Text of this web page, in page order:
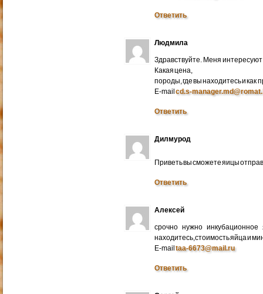
Ответить
Людмила
Здравствуйте. Меня
Какая цена,
породы, где вы находитесь и как
E-mailcd.s-
Ответить
Дилмурод
Приветь вы сможете яицы
Ответить
Алексей
срочно нужно
находитесь,стоимость яйца и
E-mailtaa-6673@mail.ru
Ответить